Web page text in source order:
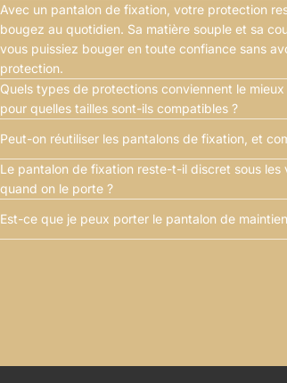
Avec un pantalon de fixation, votre protection
bougez au quotidien. Sa matière souple et sa
vous puissiez bouger en toute confiance sans
protection.
Quels types de protections conviennent le
pour quelles tailles sont-ils compatibles ?
Peut-on réutiliser les pantalons de fixation, et
Le pantalon de fixation reste-t-il discret sous les
quand on le porte ?
Est-ce que je peux porter le pantalon de